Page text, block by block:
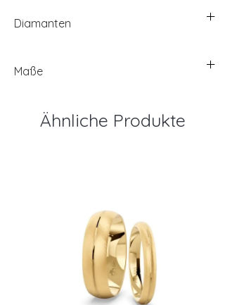
Diamanten
Maße
Ähnliche Produkte